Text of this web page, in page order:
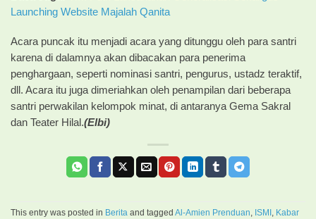
Launching Website Majalah Qanita
Acara puncak itu menjadi acara yang ditunggu oleh para santri
karena di dalamnya akan dibacakan para penerima
penghargaan, seperti nominasi santri, pengurus, ustadz teraktif,
dll. Acara itu juga dimeriahkan oleh penampilan dari beberapa
santri perwakilan kelompok minat, di antaranya Gema Sakral
dan Teater Hilal.(Elbi)
This entry was posted in Berita and tagged Al-Amien Prenduan ISMI Kabar